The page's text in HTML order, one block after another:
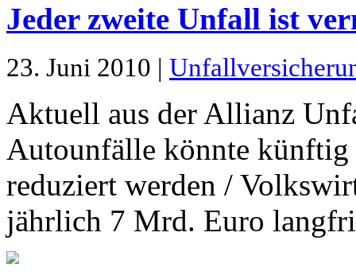
Jeder zweite Unfall ist
23. Juni 2010 |
Aktuell aus der Allianz
Autounfälle könnte künftig
reduziert werden /
jährlich 7 Mrd. Euro